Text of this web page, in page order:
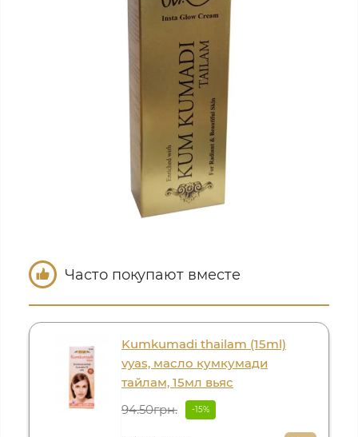
Часто покупают вместе
Kumkumadi thailam (15ml)
vyas, масло кумкумади
тайлам, 15мл вьяс
94.50грн.
-15%